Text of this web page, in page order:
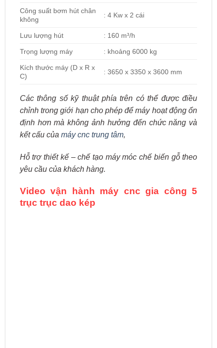
Công suất bơm hút chân
không
: 4 Kw x 2 cái
Lưu lượng hút : 160 m³/h
Trọng lượng máy : khoảng 6000 kg
Kích thước máy (D x R x
C)
: 3650 x 3350 x 3600 mm
Các thông số kỹ thuật phía trên có thể được điều
chỉnh trong giới hạn cho phép để máy hoạt động ổn
định hơn mà không ảnh hưởng đến chức năng và
kết cấu của máy cnc trung tâm,
Hỗ trợ thiết kế – chế tạo máy móc chế biến gỗ theo
yêu cầu của khách hàng.
Video vận hành máy cnc gia công 5
trục trục dao kép